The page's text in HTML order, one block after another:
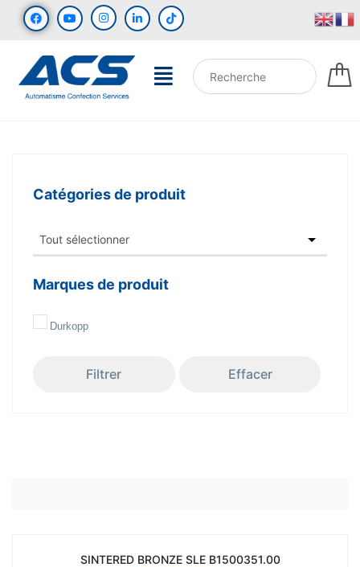
SINTERED BRONZE SLE B1500351.00
Catégories de produit
Marques de produit
Durkopp
Filtrer Effacer